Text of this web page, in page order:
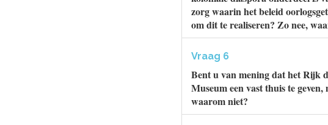
zorg waarin het beleid
om dit te realiseren? Zo nee,
Vraag 6
Bent u van mening dat het Rijk
Museum een vast thuis te
waarom niet?